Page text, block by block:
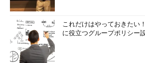
これだけはやっておきたい
に役立つグループポリシー